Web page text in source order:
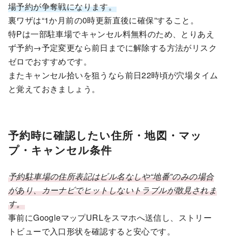
場予約が争奪戦になります。
裏ワザは“1か月前の0時更新直後に確保”すること。
特Pは一部駐車場でキャンセル料無料のため、とりあえ
ず予約→予定変更なら前日までに解除する方法がリスク
ゼロでおすすめです。
またキャンセル拾いを狙うなら前日22時頃が穴場タイム
と覚えておきましょう。
予約時に確認したい住所・地図・マッ
プ・キャンセル条件
予約駐車場の住所表記はビル名なしや“地番”のみの場合
があり、カーナビでヒットしないトラブルが散見されま
す。
事前にGoogleマップURLをスマホへ送信し、ストリー
トビューで入口形状を確認すると安心です。